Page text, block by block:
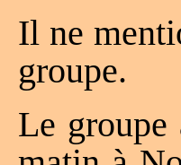
Il ne
groupe.
Le groupe